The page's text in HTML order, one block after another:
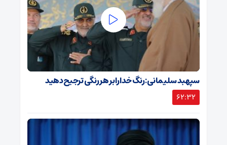
سپهبد سلیمانی: رنگ خدا را بر هر رنگی ترجیح دهید
62:32